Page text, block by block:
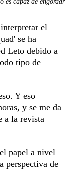
el
se ha
Leto debido a
tipo de
Y eso
y se me da
a la revista
papel a nivel
perspectiva de